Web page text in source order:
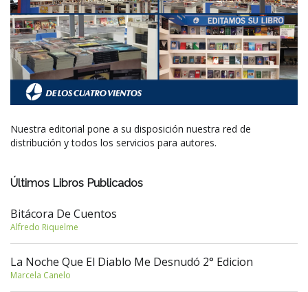
Nuestra editorial pone a su disposición nuestra red de
distribución y todos los servicios para autores.
Últimos Libros Publicados
Bitácora De Cuentos
Alfredo Riquelme
La Noche Que El Diablo Me Desnudó 2° Edicion
Marcela Canelo